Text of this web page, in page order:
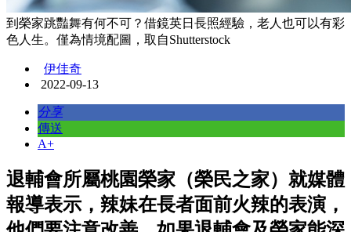
到榮家跳豔舞有何不可？借鏡英日長照經驗，老人也可以有彩
色人生。僅為情境配圖，取自Shutterstock
伊佳奇
2022-09-13
分享
傳送
A+
退輔會所屬桃園榮家（榮民之家）就媒體
報導表示，辣妹在長者面前火辣的表演，